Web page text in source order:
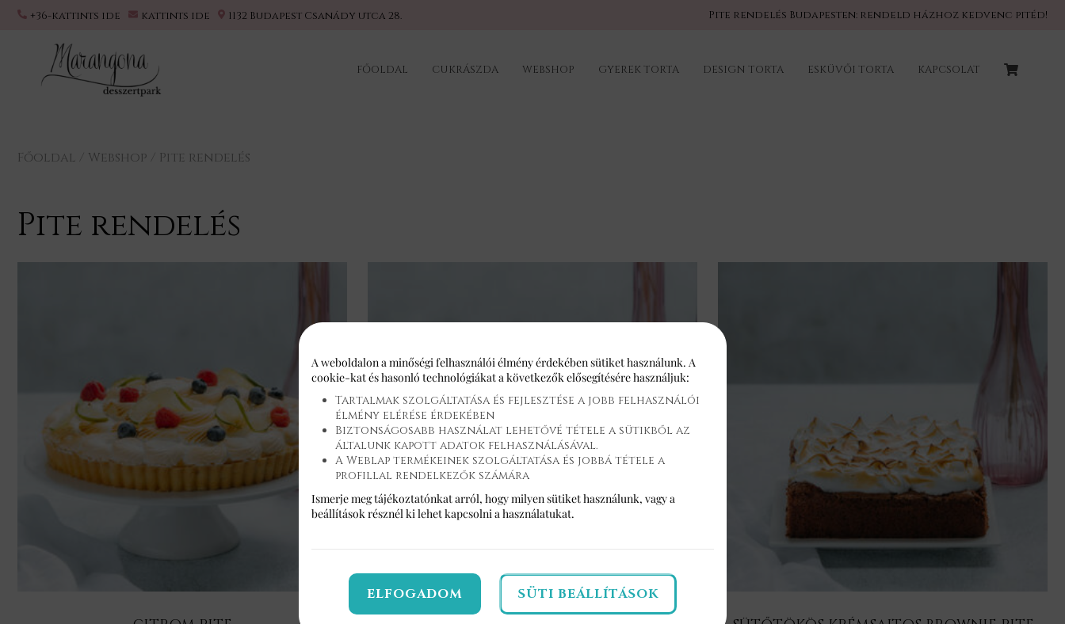
+36-kattints ide kattints ide 1132 Budapest Csanády utca 28. Pite rendelés Budapesten: rendeld házhoz kedvenc pitéd!
FŐOLDAL CUKRÁSZDA WEBSHOP GYEREK TORTA DESIGN TORTA ESKÜVŐI TORTA KAPCSOLAT
Főoldal Webshop Pite rendelés
Pite rendelés
A weboldalon a minőségi felhasználói élmény érdekében sütiket használunk. A
cookie-kat és hasonló technológiákat a következők elősegítésére használjuk:
Tartalmak szolgáltatása és fejlesztése a jobb felhasználói
élmény elérése érdekében
Biztonságosabb használat lehetővé tétele a sütikből az
általunk kapott adatok felhasználásával.
A Weblap termékeinek szolgáltatása és jobbá tétele a
profillal rendelkezők számára
Ismerje meg tájékoztatónkat arról, hogy milyen sütiket használunk, vagy a
beállítások résznél ki lehet kapcsolni a használatukat.
ELFOGADOM SÜTI BEÁLLÍTÁSOK